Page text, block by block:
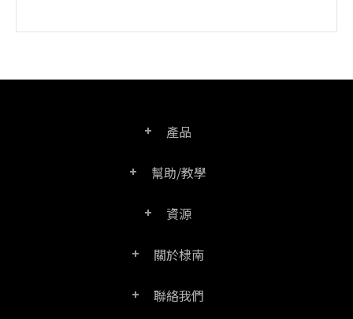
產品
PDF文電通專業版
幫助/教學
常見問題
資源
產品/授權比較表
關於棣南
公司介紹
聯絡我們